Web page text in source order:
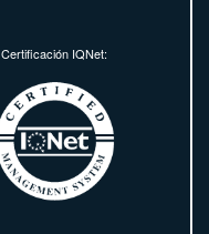
Certificación IQNet: